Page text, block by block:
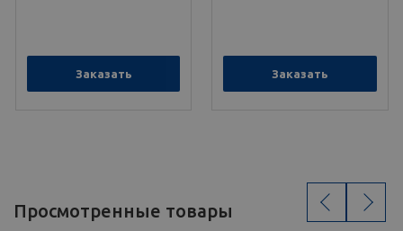
Заказать Заказать
Просмотренные товары ‹ ›